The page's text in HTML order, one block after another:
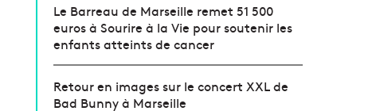
Le Barreau de Marseille remet 51 500
euros à Sourire à la Vie pour soutenir les
enfants atteints de cancer
Retour en images sur le concert XXL de
Bad Bunny à Marseille